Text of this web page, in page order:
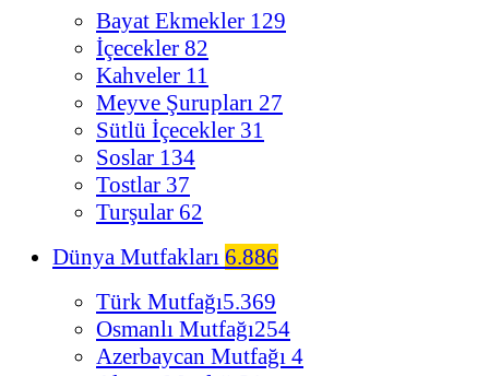
Bayat Ekmekler 129
İçecekler 82
Kahveler 11
Meyve Şurupları 27
Sütlü İçecekler 31
Soslar 134
Tostlar 37
Turşular 62
Dünya Mutfakları 6.886
Türk Mutfağı5.369
Osmanlı Mutfağı254
Azerbaycan Mutfağı 4